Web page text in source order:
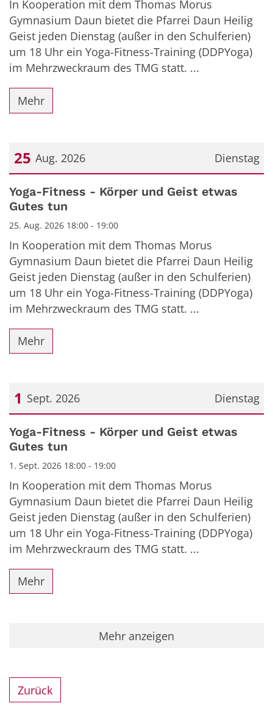
In Kooperation mit dem Thomas Morus
Gymnasium Daun bietet die Pfarrei Daun Heilig
Geist jeden Dienstag (außer in den Schulferien)
um 18 Uhr ein Yoga-Fitness-Training (DDPYoga)
im Mehrzweckraum des TMG statt. ...
Mehr
Dienstag
25 Aug. 2026
Datum: 25. August 2026
Yoga-Fitness - Körper und Geist etwas
Gutes tun
25. Aug. 2026 18:00 - 19:00
In Kooperation mit dem Thomas Morus
Gymnasium Daun bietet die Pfarrei Daun Heilig
Geist jeden Dienstag (außer in den Schulferien)
um 18 Uhr ein Yoga-Fitness-Training (DDPYoga)
im Mehrzweckraum des TMG statt. ...
Mehr
Dienstag
1 Sept. 2026
Datum: 1. September 2026
Yoga-Fitness - Körper und Geist etwas
Gutes tun
1. Sept. 2026 18:00 - 19:00
In Kooperation mit dem Thomas Morus
Gymnasium Daun bietet die Pfarrei Daun Heilig
Geist jeden Dienstag (außer in den Schulferien)
um 18 Uhr ein Yoga-Fitness-Training (DDPYoga)
im Mehrzweckraum des TMG statt. ...
Mehr
Mehr anzeigen
Zurück